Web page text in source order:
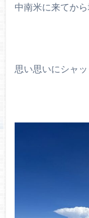
中南米に来てか
思い思いにシャッ